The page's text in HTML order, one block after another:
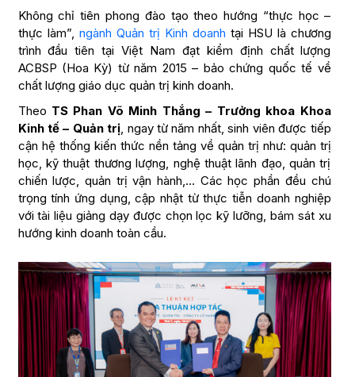
Không chỉ tiên phong đào tạo theo hướng “thực học –
thực làm”, ngành Quản trị Kinh doanh tại HSU là chương
trình đầu tiên tại Việt Nam đạt kiểm định chất lượng
ACBSP (Hoa Kỳ) từ năm 2015 – bảo chứng quốc tế về
chất lượng giáo dục quản trị kinh doanh.
Theo TS Phan Võ Minh Thắng – Trưởng khoa Khoa
Kinh tế – Quản trị, ngay từ năm nhất, sinh viên được tiếp
cận hệ thống kiến thức nền tảng về quản trị như: quản trị
học, kỹ thuật thương lượng, nghệ thuật lãnh đạo, quản trị
chiến lược, quản trị vận hành,… Các học phần đều chú
trọng tính ứng dụng, cập nhật từ thực tiễn doanh nghiệp
với tài liệu giảng dạy được chọn lọc kỹ lưỡng, bám sát xu
hướng kinh doanh toàn cầu.